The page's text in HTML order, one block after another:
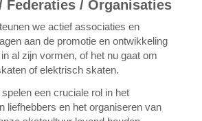
Federaties / Organisaties
we actief associaties en
aan de promotie en ontwikkeling
al zijn vormen, of het nu gaat om
of elektrisch skaten.
een cruciale rol in het
liefhebbers en het organiseren van